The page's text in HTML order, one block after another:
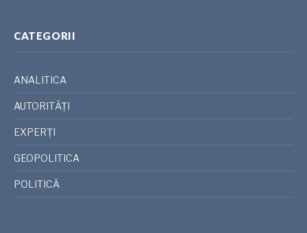
CATEGORII
ANALITICA
AUTORITĂȚI
EXPERȚI
GEOPOLITICA
POLITICĂ